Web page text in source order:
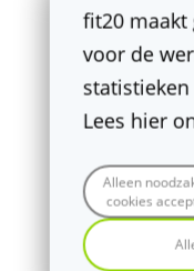
fit20 maakt
voor de
Lees hier
Alleen
cookies